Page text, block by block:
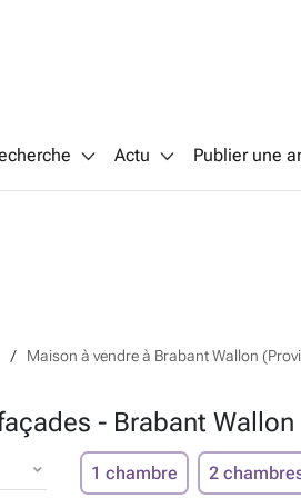
Actu Publier une
Maison à vendre à Brabant Wallon
- Brabant
1 chambre 2